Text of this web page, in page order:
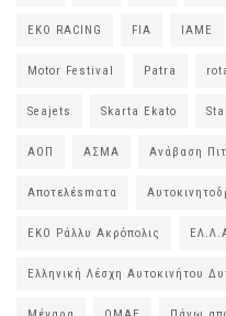
EKO RACING FIA IAME
Motor Festival Patra
Seajets Skarta Ekato
ΑΟΠ ΑΣΜΑ Ανάβαση
Αποτελέsmατα
ΕΚΟ Ράλλυ Ακρόπολις
Ελληνική Λέσχη Αυτοκινήτου